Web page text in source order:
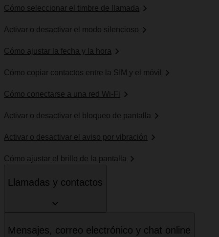
Cómo seleccionar el timbre de llamada
Activar o desactivar el modo silencioso
Cómo ajustar la fecha y la hora
Cómo copiar contactos entre la SIM y el móvil
Cómo conectarse a una red Wi-Fi
Activar o desactivar el bloqueo de pantalla
Activar o desactivar el aviso por vibración
Cómo ajustar el brillo de la pantalla
Llamadas y contactos
Mensajes, correo electrónico y chat online